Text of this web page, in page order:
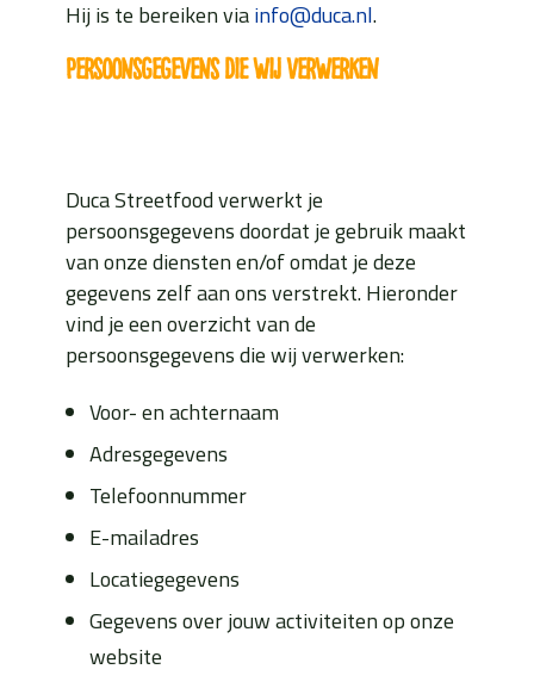
Hij is te bereiken viainfo@duca.nl.
Persoonsgegevens die wij verwerken
Duca Streetfood verwerkt je
persoonsgegevens doordat je gebruik maakt
van onze diensten en/of omdat je deze
gegevens zelf aan ons verstrekt. Hieronder
vind je een overzicht van de
persoonsgegevens die wij verwerken:
Voor- en achternaam
Adresgegevens
Telefoonnummer
E-mailadres
Locatiegegevens
Gegevens over jouw activiteiten op onze
website